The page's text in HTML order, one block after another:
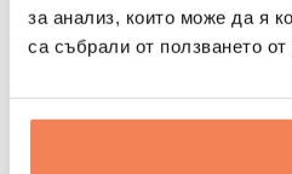
за анализ, които може да я
са събрали от ползването
Бойни спортове
Колоездене
Студена терапия
Плуване